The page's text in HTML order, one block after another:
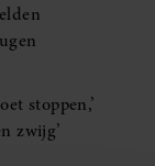
stoppen,’
zwijg’